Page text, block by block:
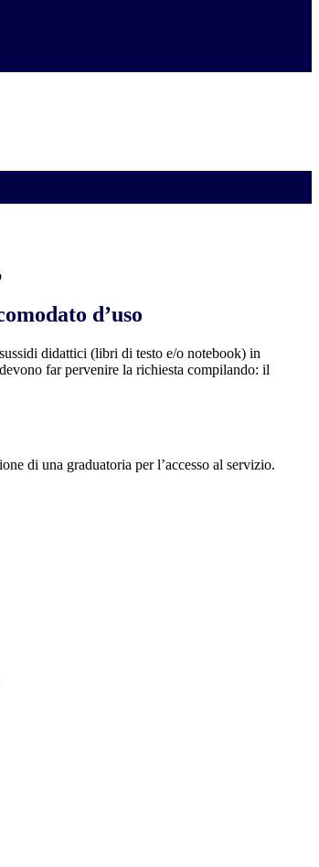
d’uso
didattici (libri di testo e/o notebook) in
far pervenire la richiesta compilando: il
di una graduatoria per l’accesso al servizio.